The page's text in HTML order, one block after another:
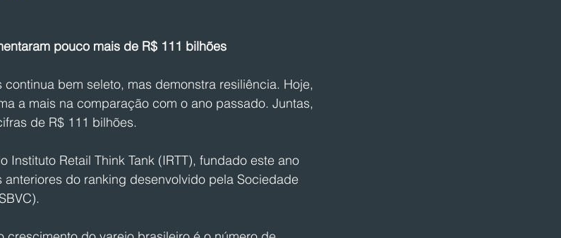
pouco mais de R$ 111 bilhões
bem seleto, mas demonstra resiliência. Hoje,
a mais na comparação com o ano passado. Juntas,
de R$ 111 bilhões.
Retail Think Tank (IRTT), fundado este ano
do ranking desenvolvido pela Sociedade